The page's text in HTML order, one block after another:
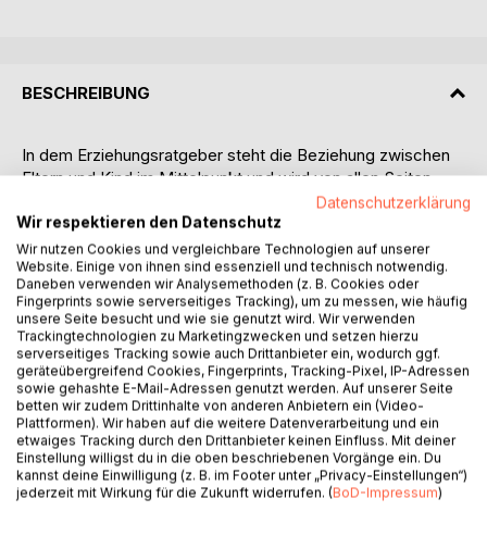
BESCHREIBUNG
In dem Erziehungsratgeber steht die Beziehung zwischen
Eltern und Kind im Mittelpunkt und wird von allen Seiten
betrachtet. Eine ehemalige Erzieherin greift in 15 Kapiteln
Themen auf, wie Kindheit, Schule oder Rollenverständnis.
Und lässt zugleich nicht aus, tiefer im Sandkasten zu
buddeln: Kontaktabbruch, Kinderschicksale oder
Erwartungen sind Themen des Lebens, die dem Ratgeber
seine Eigenheit verleihen. Die Autorin nimmt die Eltern mit
auf eine Reise hin zu sich selbst und regt dazu an, sich mit
der eigenen Lebensgeschichte auseinanderzusetzen.
Die Kernbotschaft des Ratgebers lautet: Gebt den Kindern
eure Liebe.
Liebe kann heilen, fördern, glücklich machen und ist der
wesentliche Grundpfeiler für die gesunde Entwicklung des
Kindes.
Liebe fehlt heute an vielen Stellen.
Datenschutzerklärung
Wir respektieren den Datenschutz
Wir nutzen Cookies und vergleichbare Technologien auf unserer
Website. Einige von ihnen sind essenziell und technisch notwendig.
Daneben verwenden wir Analysemethoden (z. B. Cookies oder
Fingerprints sowie serverseitiges Tracking), um zu messen, wie häufig
unsere Seite besucht und wie sie genutzt wird. Wir verwenden
Trackingtechnologien zu Marketingzwecken und setzen hierzu
serverseitiges Tracking sowie auch Drittanbieter ein, wodurch ggf.
geräteübergreifend Cookies, Fingerprints, Tracking-Pixel, IP-Adressen
sowie gehashte E-Mail-Adressen genutzt werden. Auf unserer Seite
betten wir zudem Drittinhalte von anderen Anbietern ein (Video-
Plattformen). Wir haben auf die weitere Datenverarbeitung und ein
etwaiges Tracking durch den Drittanbieter keinen Einfluss. Mit deiner
Einstellung willigst du in die oben beschriebenen Vorgänge ein. Du
kannst deine Einwilligung (z. B. im Footer unter „Privacy-Einstellungen“)
jederzeit mit Wirkung für die Zukunft widerrufen. (BoD-Impressum)